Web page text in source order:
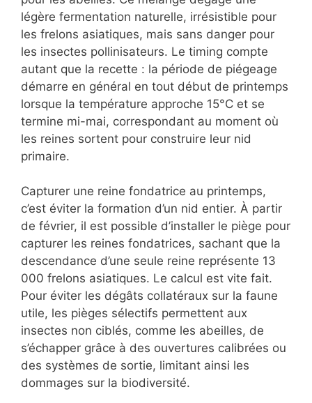
légère fermentation naturelle, irrésistible pour
les frelons asiatiques, mais sans danger pour
les insectes pollinisateurs. Le timing compte
autant que la recette : la période de piégeage
démarre en général en tout début de printemps
lorsque la température approche 15°C et se
termine mi-mai, correspondant au moment où
les reines sortent pour construire leur nid
primaire.
Capturer une reine fondatrice au printemps,
c’est éviter la formation d’un nid entier. À partir
de février, il est possible d’installer le piège pour
capturer les reines fondatrices, sachant que la
descendance d’une seule reine représente 13
000 frelons asiatiques. Le calcul est vite fait.
Pour éviter les dégâts collatéraux sur la faune
utile, les pièges sélectifs permettent aux
insectes non ciblés, comme les abeilles, de
s’échapper grâce à des ouvertures calibrées ou
des systèmes de sortie, limitant ainsi les
dommages sur la biodiversité.